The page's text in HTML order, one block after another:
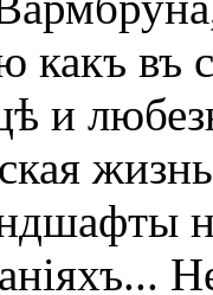
какъ въ
и